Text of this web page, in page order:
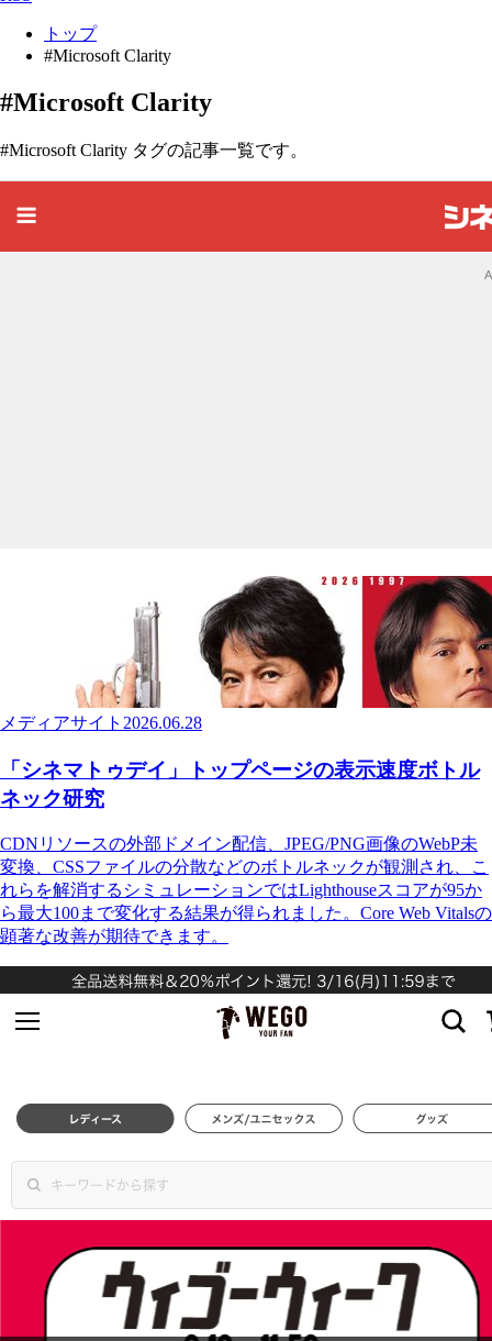
トップ
#Microsoft Clarity
#Microsoft Clarity
#Microsoft Clarity タグの記事一覧です。
メディアサイト 2026.06.28
「シネマトゥデイ」トップページの表示速度ボトル
ネック研究
CDNリソースの外部ドメイン配信、JPEG/PNG画像のWebP未
変換、CSSファイルの分散などのボトルネックが観測され、こ
れらを解消するシミュレーションではLighthouseスコアが95か
ら最大100まで変化する結果が得られました。Core Web Vitalsの
顕著な改善が期待できます。